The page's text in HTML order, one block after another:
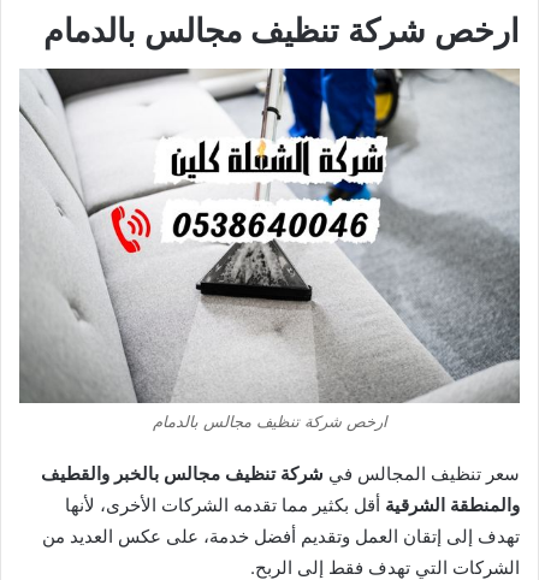
ارخص شركة تنظيف مجالس بالدمام
ارخص شركة تنظيف مجالس بالدمام
سعر تنظيف المجالس في شركة تنظيف مجالس بالخبر والقطيف
والمنطقة الشرقية أقل بكثير مما تقدمه الشركات الأخرى، لأنها
تهدف إلى إتقان العمل وتقديم أفضل خدمة، على عكس العديد من
الشركات التي تهدف فقط إلى الربح.